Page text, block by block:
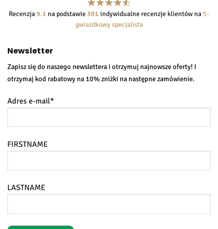
Recenzja9.1 na podstawie 301 indywidualne recenzje klientów na 5-
gwiazdkowy specjalista
Newsletter
Zapisz się do naszego newslettera i otrzymuj najnowsze oferty! I
otrzymaj kod rabatowy na 10% zniżki na następne zamówienie.
Adres e-mail*
FIRSTNAME
LASTNAME